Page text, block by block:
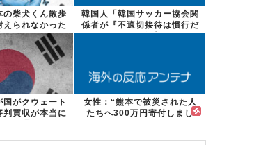
の柴犬くん散歩
えられなかった
果」
韓国人「韓国サッカー協会関
係者が『不適切接待は慣行だ
った』と衝撃...
がクウェート
判買収が本当に
女性：“熊本で被災された人
たちへ300万円寄付しまし